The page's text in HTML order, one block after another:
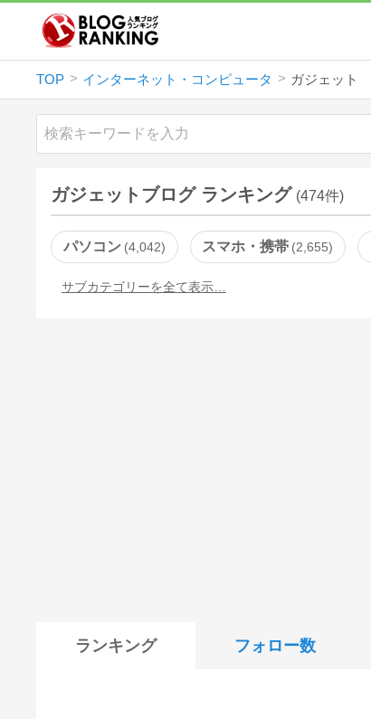
TOP インターネット・コンピュータ ガジェット
ガジェットブログ ランキング (474件)
パソコン 4,042 スマホ・携帯 2,655
サブカテゴリーを全て表示…
ランキング フォロー数